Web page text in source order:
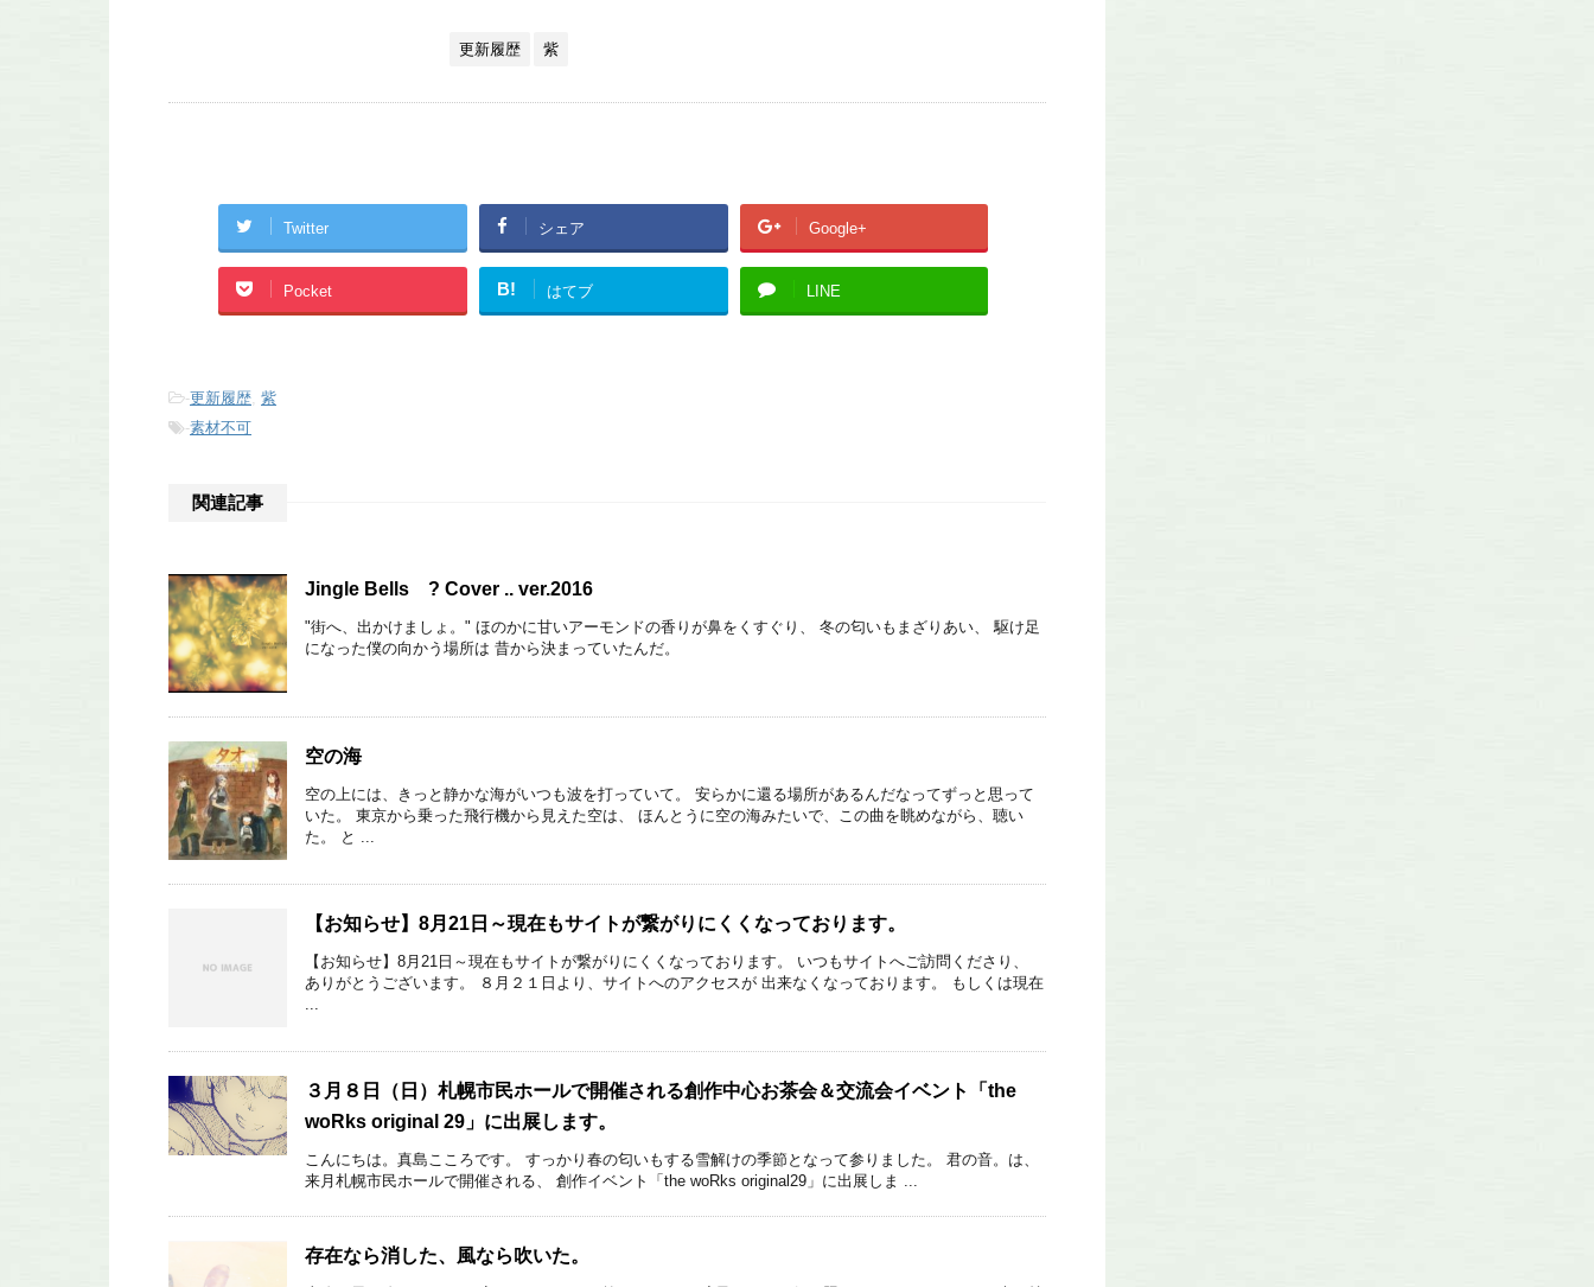
更新履歴 紫
Twitter シェア Google+
Pocket B! はてブ LINE
-更新履歴, 紫
-素材不可
関連記事
Jingle Bells ? Cover .. ver.2016
"街へ、出かけましょ。" ほのかに甘いアーモンドの香りが鼻をくすぐり、 冬の匂いもまざりあい、 駆け足
になった僕の向かう場所は 昔から決まっていたんだ。
空の海
空の上には、きっと静かな海がいつも波を打っていて。 安らかに還る場所があるんだなってずっと思って
いた。 東京から乗った飛行機から見えた空は、 ほんとうに空の海みたいで、この曲を眺めながら、聴い
た。 と ...
【お知らせ】8月21日～現在もサイトが繋がりにくくなっております。
【お知らせ】8月21日～現在もサイトが繋がりにくくなっております。 いつもサイトへご訪問くださり、
ありがとうございます。 ８月２１日より、サイトへのアクセスが 出来なくなっております。 もしくは現在
...
３月８日（日）札幌市民ホールで開催される創作中心お茶会＆交流会イベント「the
woRks original 29」に出展します。
こんにちは。真島こころです。 すっかり春の匂いもする雪解けの季節となって参りました。 君の音。は、
来月札幌市民ホールで開催される、 創作イベント「the woRks original29」に出展しま ...
存在なら消した、風なら吹いた。